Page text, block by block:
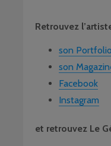
Retrouvez
son Portfolio
son
Facebook
Instagram
et retrouvez Le